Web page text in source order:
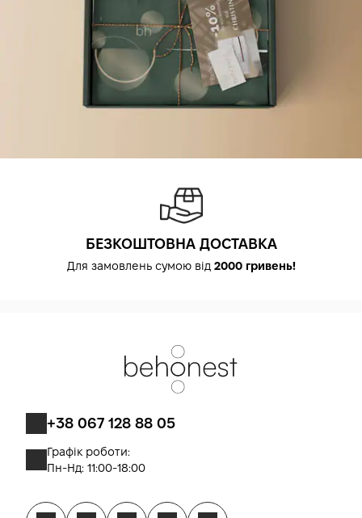
БЕЗКОШТОВНА ДОСТАВКА
Для замовлень сумою від 2000 гривень!
+38 067 128 88 05
Графік роботи:
Пн-Нд: 11:00-18:00